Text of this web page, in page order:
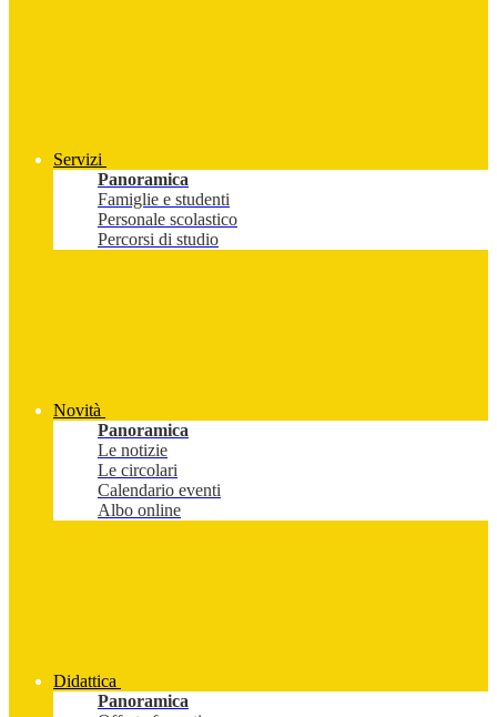
Servizi
Panoramica
Famiglie e studenti
Personale scolastico
Percorsi di studio
Novità
Panoramica
Le notizie
Le circolari
Calendario eventi
Albo online
Didattica
Panoramica